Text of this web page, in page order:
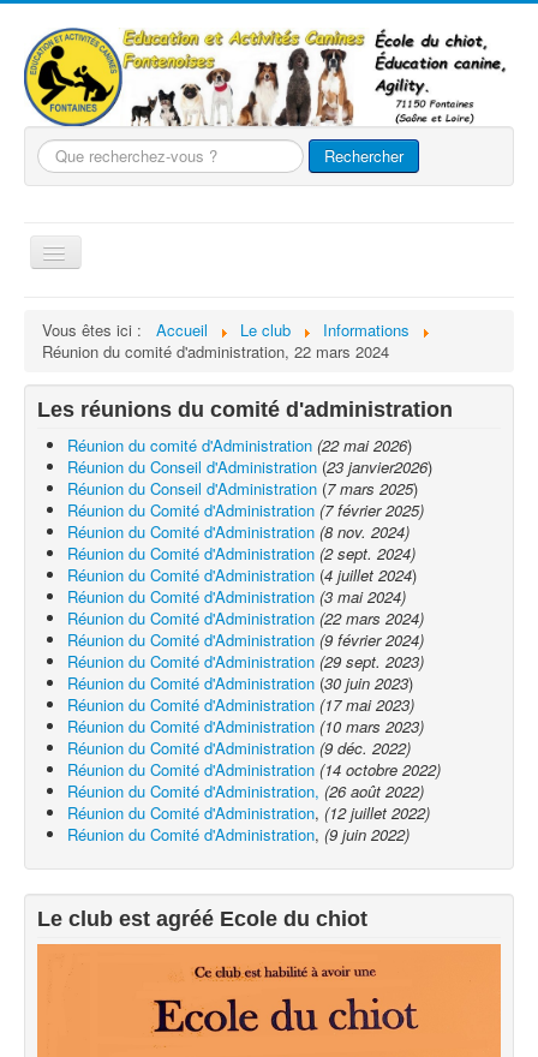
Que
recherchez-
vous
Rechercher
Basculer
la
Le club
Agility
Evènements
Exercices à la maison
Liens
Vous êtes ici : Accueil Le club
Informations
Réunion du comité d'administration, 22 mars 2024
Les réunions du comité d'administration
Réunion du comité d'Administration (22 mai 2026)
Réunion du Conseil d'Administration (23 janvier2026)
Réunion du Conseil d'Administration (7 mars 2025)
Réunion du Comité d'Administration (7 février 2025)
Réunion du Comité d'Administration (8 nov. 2024)
Réunion du Comité d'Administration (2 sept. 2024)
Réunion du Comité d'Administration (4 juillet 2024)
Réunion du Comité d'Administration (3 mai 2024)
Réunion du Comité d'Administration (22 mars 2024)
Réunion du Comité d'Administration (9 février 2024)
Réunion du Comité d'Administration (29 sept. 2023)
Réunion du Comité d'Administration (30 juin 2023)
Réunion du Comité d'Administration (17 mai 2023)
Réunion du Comité d'Administration (10 mars 2023)
Réunion du Comité d'Administration (9 déc. 2022)
Réunion du Comité d'Administration (14 octobre 2022)
Réunion du Comité d'Administration, (26 août 2022)
Réunion du Comité d'Administration, (12 juillet 2022)
Réunion du Comité d'Administration, (9 juin 2022)
Le club est agréé Ecole du chiot